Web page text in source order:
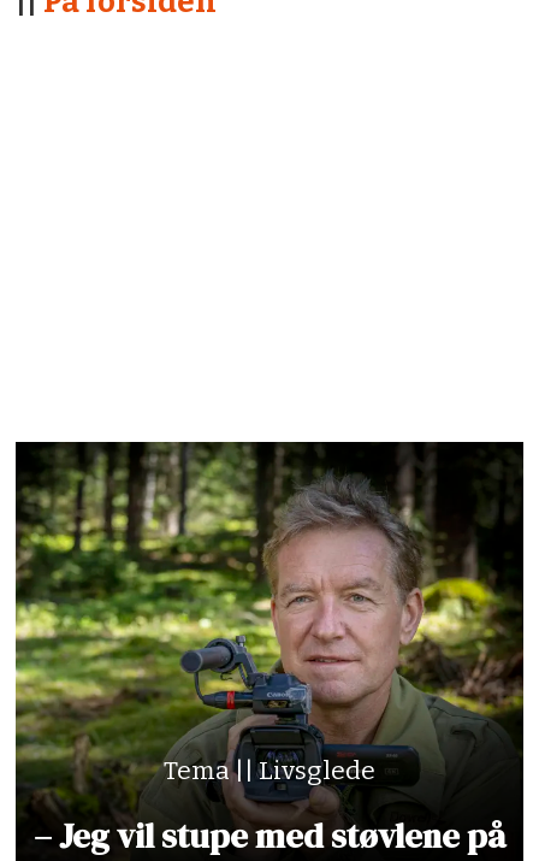
Tema || Livsglede
– Jeg vil stupe med støvlene på